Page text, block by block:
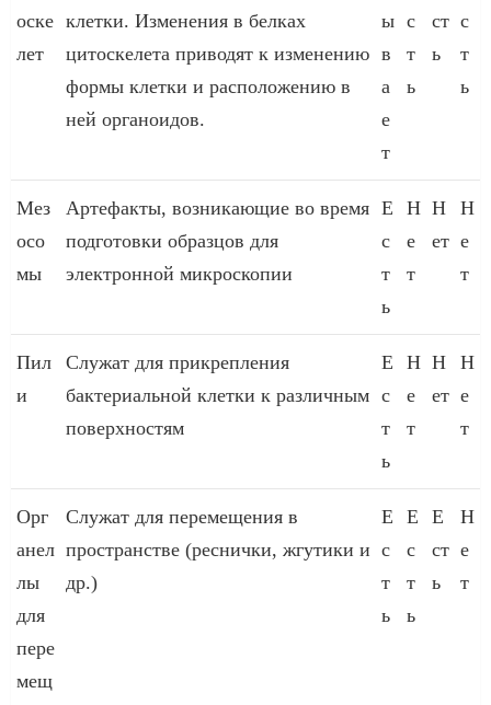
оске
лет
клетки. Изменения в белках
цитоскелета приводят к изменению
формы клетки и расположению в
ней органоидов.
ы
в
а
е
т
с
т
ь
ст
ь
с
т
ь
Мез
осо
мы
Артефакты, возникающие во время
подготовки образцов для
электронной микроскопии
Е
с
т
ь
Н
е
т
Н
ет
Н
е
т
Пил
и
Служат для прикрепления
бактериальной клетки к различным
поверхностям
Е
с
т
ь
Н
е
т
Н
ет
Н
е
т
Орг
анел
лы
для
пере
мещ
Служат для перемещения в
пространстве (реснички, жгутики и
др.)
Е
с
т
ь
Е
с
т
ь
Е
ст
ь
Н
е
т